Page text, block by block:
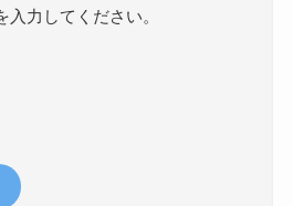
入力してください。